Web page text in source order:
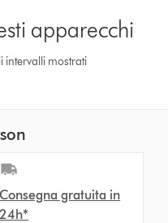
apparecchi
intervalli mostrati
Consegna gratuita in
24h*